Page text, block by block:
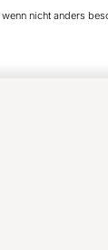
nicht anders